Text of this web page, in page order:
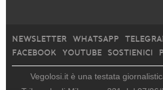
NEWSLETTER WHATSAPP
FACEBOOK
YOUTUBE SOSTIENICI
Vegolosi.it è una testata